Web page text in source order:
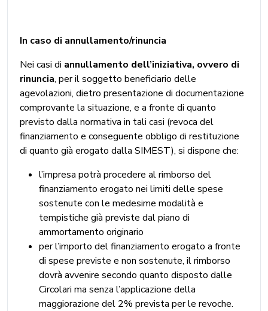
In caso di annullamento/rinuncia
Nei casi di annullamento dell’iniziativa, ovvero di
rinuncia, per il soggetto beneficiario delle
agevolazioni, dietro presentazione di documentazione
comprovante la situazione, e a fronte di quanto
previsto dalla normativa in tali casi (revoca del
finanziamento e conseguente obbligo di restituzione
di quanto già erogato dalla SIMEST), si dispone che:
l’impresa potrà procedere al rimborso del
finanziamento erogato nei limiti delle spese
sostenute con le medesime modalità e
tempistiche già previste dal piano di
ammortamento originario
per l’importo del finanziamento erogato a fronte
di spese previste e non sostenute, il rimborso
dovrà avvenire secondo quanto disposto dalle
Circolari ma senza l’applicazione della
maggiorazione del 2% prevista per le revoche.